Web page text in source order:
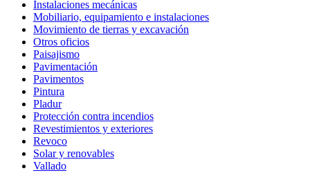
Instalaciones mecánicas
Mobiliario, equipamiento e instalaciones
Movimiento de tierras y excavación
Otros oficios
Paisajismo
Pavimentación
Pavimentos
Pintura
Pladur
Protección contra incendios
Revestimientos y exteriores
Revoco
Solar y renovables
Vallado